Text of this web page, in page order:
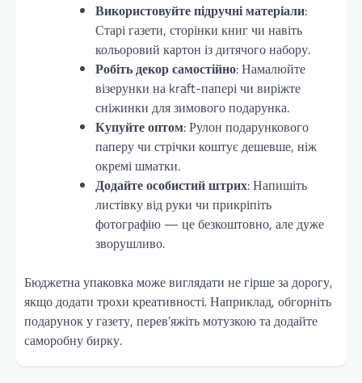
Використовуйте підручні матеріали:
Старі газети, сторінки книг чи навіть
кольоровий картон із дитячого набору.
Робіть декор самостійно: Намалюйте
візерунки на kraft-папері чи виріжте
сніжинки для зимового подарунка.
Купуйте оптом: Рулон подарункового
паперу чи стрічки коштує дешевше, ніж
окремі шматки.
Додайте особистий штрих: Напишіть
листівку від руки чи прикріпіть
фотографію — це безкоштовно, але дуже
зворушливо.
Бюджетна упаковка може виглядати не гірше за дорогу,
якщо додати трохи креативності. Наприклад, обгорніть
подарунок у газету, перев’яжіть мотузкою та додайте
саморобну бирку.